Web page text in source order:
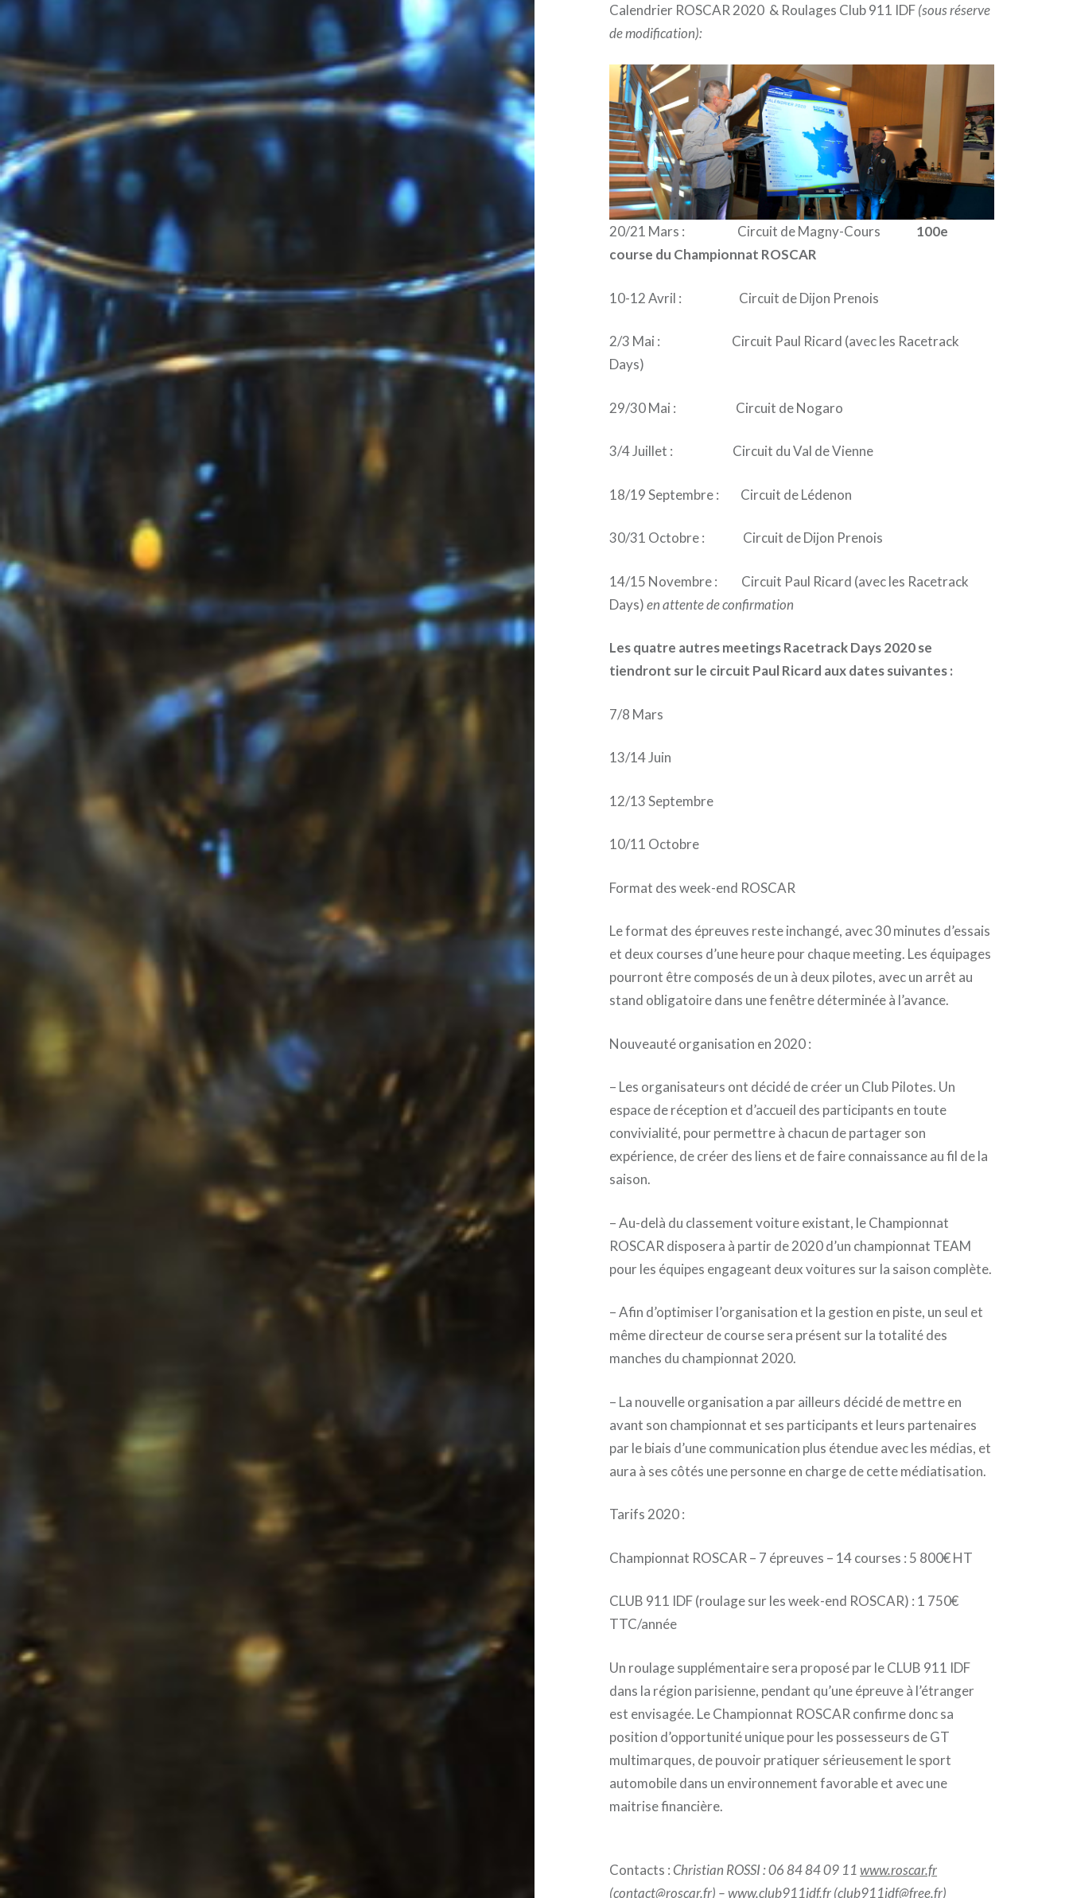
Calendrier ROSCAR 2020 & Roulages Club 911 IDF(sous réserve
de modification):
20/21 Mars : Circuit de Magny-Cours 100e
course du Championnat ROSCAR
10-12 Avril : Circuit de Dijon Prenois
2/3 Mai : Circuit Paul Ricard (avec les Racetrack
Days)
29/30 Mai : Circuit de Nogaro
3/4 Juillet : Circuit du Val de Vienne
18/19 Septembre : Circuit de Lédenon
30/31 Octobre : Circuit de Dijon Prenois
14/15 Novembre : Circuit Paul Ricard (avec les Racetrack
Days)en attente de confirmation
Les quatre autres meetings Racetrack Days 2020 se
tiendront sur le circuit Paul Ricard aux dates suivantes :
7/8 Mars
13/14 Juin
12/13 Septembre
10/11 Octobre
Format des week-end ROSCAR
Le format des épreuves reste inchangé, avec 30 minutes d’essais
et deux courses d’une heure pour chaque meeting. Les équipages
pourront être composés de un à deux pilotes, avec un arrêt au
stand obligatoire dans une fenêtre déterminée à l’avance.
Nouveauté organisation en 2020 :
– Les organisateurs ont décidé de créer un Club Pilotes. Un
espace de réception et d’accueil des participants en toute
convivialité, pour permettre à chacun de partager son
expérience, de créer des liens et de faire connaissance au fil de la
saison.
– Au-delà du classement voiture existant, le Championnat
ROSCAR disposera à partir de 2020 d’un championnat TEAM
pour les équipes engageant deux voitures sur la saison complète.
– Afin d’optimiser l’organisation et la gestion en piste, un seul et
même directeur de course sera présent sur la totalité des
manches du championnat 2020.
– La nouvelle organisation a par ailleurs décidé de mettre en
avant son championnat et ses participants et leurs partenaires
par le biais d’une communication plus étendue avec les médias, et
aura à ses côtés une personne en charge de cette médiatisation.
Tarifs 2020 :
Championnat ROSCAR – 7 épreuves – 14 courses : 5 800€ HT
CLUB 911 IDF (roulage sur les week-end ROSCAR) : 1 750€
TTC/année
Un roulage supplémentaire sera proposé par le CLUB 911 IDF
dans la région parisienne, pendant qu’une épreuve à l’étranger
est envisagée. Le Championnat ROSCAR confirme donc sa
position d’opportunité unique pour les possesseurs de GT
multimarques, de pouvoir pratiquer sérieusement le sport
automobile dans un environnement favorable et avec une
maitrise financière.
Contacts : Christian ROSSI : 06 84 84 09 11www.roscar.fr
(contact@roscar.fr) –www.club911idf.fr(club911idf@free.fr)